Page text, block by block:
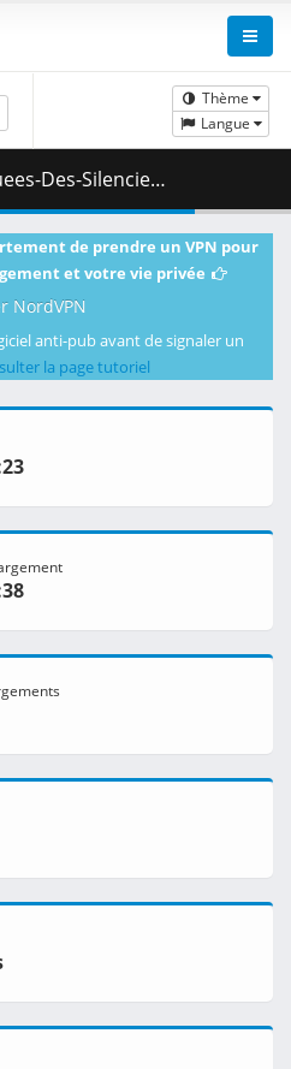
Thème
Langue
( 791.47 MB )
de prendre un VPN pour
et votre vie privée
NordVPN
anti-pub avant de signaler un
la page tutoriel